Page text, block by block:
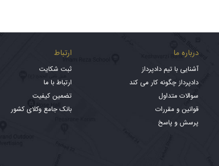
درباره ما
آشنایی با تیم دادپرداز
دادپرداز چگونه کار می کند
سوالات متداول
قوانین و مقررات
پرسش و پاسخ
ارتباط
ثبت شکایت
ارتباط با ما
تضمین کیفیت
بانک جامع وکلای کشور